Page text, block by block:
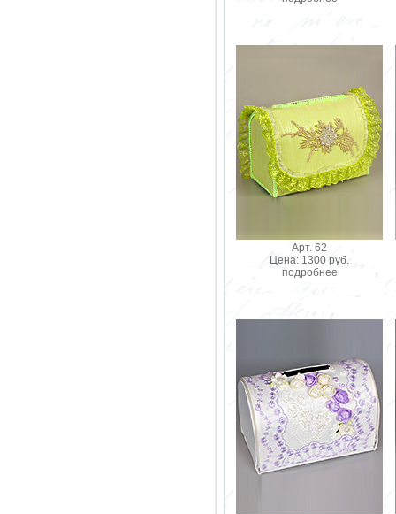
Арт. 62
Цена: 1300 руб.
подробнее